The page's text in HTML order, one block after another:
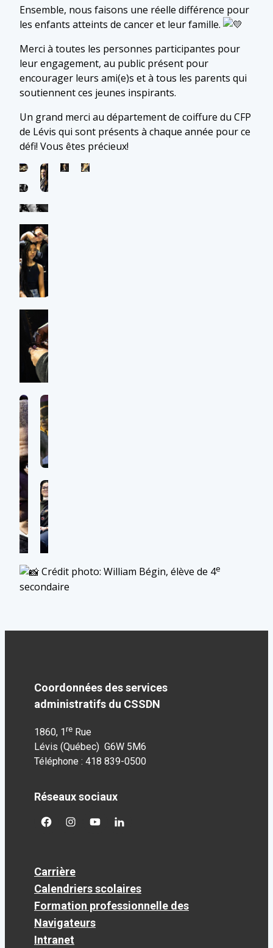
Ensemble, nous faisons une réelle différence pour
les enfants atteints de cancer et leur famille.
Merci à toutes les personnes participantes pour
leur engagement, au public présent pour
encourager leurs ami(e)s et à tous les parents qui
soutiennent ces jeunes inspirants.
Un grand merci au département de coiffure du CFP
de Lévis qui sont présents à chaque année pour ce
défi! Vous êtes précieux!
Crédit photo: William Bégin, élève de 4e
secondaire
Coordonnées des services
administratifs du CSSDN
1860, 1re Rue
Lévis (Québec) G6W 5M6
Téléphone : 418 839-0500
Réseaux sociaux
facebookgoogleplus
googleplusgoogleplus
Carrière
Calendriers scolaires
Formation professionnelle des
Navigateurs
Intranet